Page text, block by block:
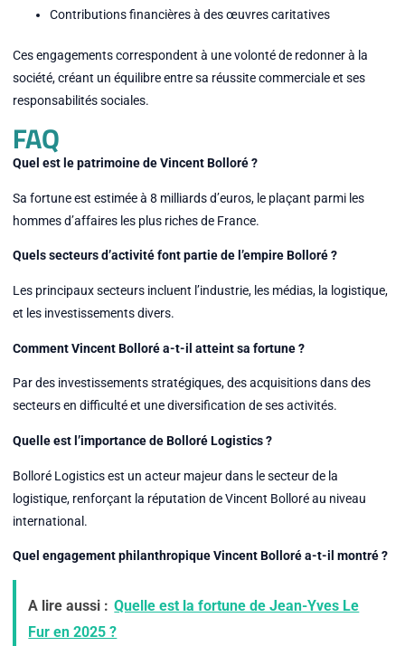
Contributions financières à des œuvres caritatives
Ces engagements correspondent à une volonté de redonner à la
société, créant un équilibre entre sa réussite commerciale et ses
responsabilités sociales.
FAQ
Quel est le patrimoine de Vincent Bolloré ?
Sa fortune est estimée à 8 milliards d’euros, le plaçant parmi les
hommes d’affaires les plus riches de France.
Quels secteurs d’activité font partie de l’empire Bolloré ?
Les principaux secteurs incluent l’industrie, les médias, la logistique,
et les investissements divers.
Comment Vincent Bolloré a-t-il atteint sa fortune ?
Par des investissements stratégiques, des acquisitions dans des
secteurs en difficulté et une diversification de ses activités.
Quelle est l’importance de Bolloré Logistics ?
Bolloré Logistics est un acteur majeur dans le secteur de la
logistique, renforçant la réputation de Vincent Bolloré au niveau
international.
Quel engagement philanthropique Vincent Bolloré a-t-il montré ?
A lire aussi : Quelle est la fortune de Jean-Yves Le
Fur en 2025 ?